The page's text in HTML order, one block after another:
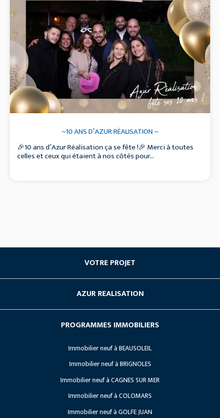
~10 ANS D’AZUR RÉALISATION ~
🎉10 ans d’Azur Réalisation ça se fête !🎉 Merci à toutes
celles et ceux qui étaient à nos côtés pour...
VOTRE PROJET
AZUR REALISATION
Recrutement
PROGRAMMES IMMOBILIERS
Lancements
Travaux en cours
Projets à venir
Immobilier neuf à BEAUSOLEIL
Immobilier neuf à BRIGNOLES
Immobilier neuf à CAGNES SUR MER
Immobilier neuf à COLOMARS
Immobilier neuf à GOLFE JUAN